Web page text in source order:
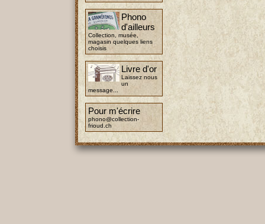
Phono
d'ailleurs
Collection, musée,
magasin quelques liens
choisis
Livre d'or
Laissez nous
un
message...
Pour m'écrire
phono@collection-
frioud.ch